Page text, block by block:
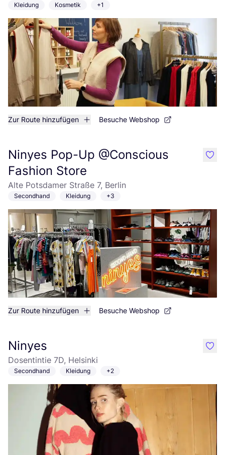
Kleidung Kosmetik +1
Zur Route hinzufügen Besuche Webshop
Ninyes Pop-Up @Conscious
Fashion Store
Alte Potsdamer Straße 7, Berlin
Secondhand Kleidung +3
Zur Route hinzufügen Besuche Webshop
like
Ninyes
Dosentintie 7D, Helsinki
Secondhand Kleidung +2
like